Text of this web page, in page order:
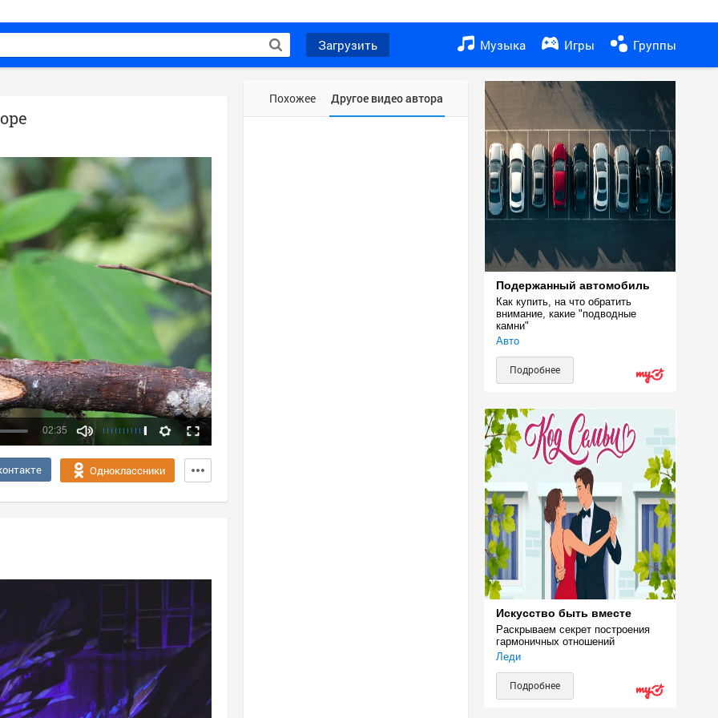
Загрузить Музыка Игры Группы
Качество:
360p
720p
02:35
Одноклассники
Похожее Другое видео автора
Подержанный автомобиль
Как купить, на что обратить
внимание, какие "подводные
камни"
Авто
Подробнее
Искусство быть вместе
Раскрываем секрет построения
гармоничных отношений
Леди
Подробнее